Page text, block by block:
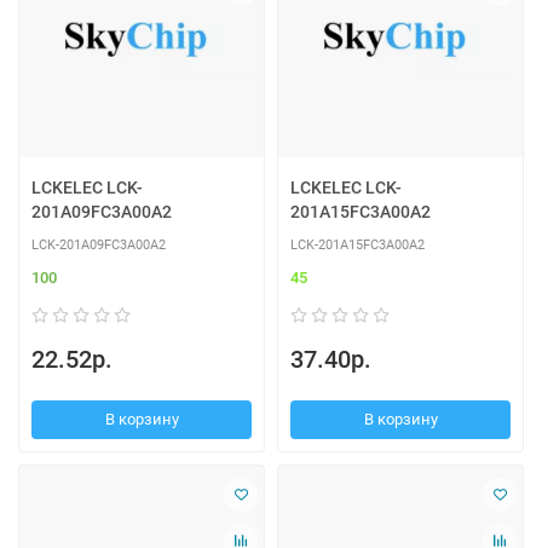
LCKELEC LCK-
201A09FC3A00A2
LCK-201A09FC3A00A2
100
22.52р.
В корзину
LCKELEC LCK-
201A15FC3A00A2
LCK-201A15FC3A00A2
45
37.40р.
В корзину